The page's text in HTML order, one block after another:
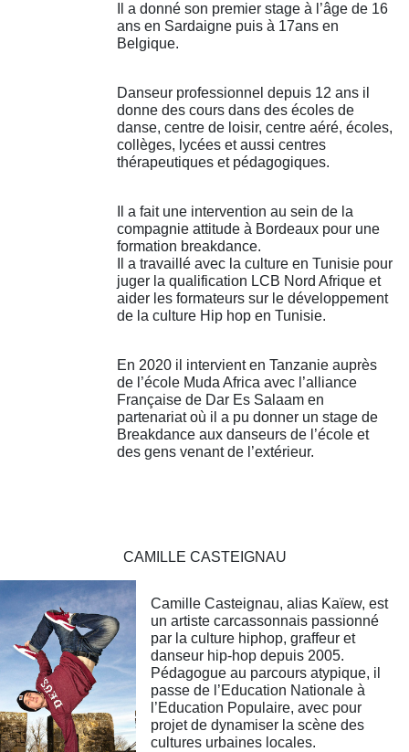
Il a donné son premier stage à l’âge de 16
ans en Sardaigne puis à 17ans en
Belgique.
Danseur professionnel depuis 12 ans il
donne des cours dans des écoles de
danse, centre de loisir, centre aéré, écoles,
collèges, lycées et aussi centres
thérapeutiques et pédagogiques.
Il a fait une intervention au sein de la
compagnie attitude à Bordeaux pour une
formation breakdance.
Il a travaillé avec la culture en Tunisie pour
juger la qualification LCB Nord Afrique et
aider les formateurs sur le développement
de la culture Hip hop en Tunisie.
En 2020 il intervient en Tanzanie auprès
de l’école Muda Africa avec l’alliance
Française de Dar Es Salaam en
partenariat où il a pu donner un stage de
Breakdance aux danseurs de l’école et
des gens venant de l’extérieur.
CAMILLE CASTEIGNAU
Camille Casteignau, alias Kaïew, est
un artiste carcassonnais passionné
par la culture hiphop, graffeur et
danseur hip-hop depuis 2005.
Pédagogue au parcours atypique, il
passe de l’Education Nationale à
l’Education Populaire, avec pour
projet de dynamiser la scène des
cultures urbaines locales.